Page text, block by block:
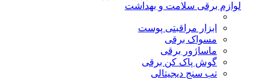
لوازم برقی سلامت و بهداشت
ابزار مراقبتی پوست
مسواک برقی
ماساژور برقی
گوش پاک کن برقی
تب سنج دیجیتالی